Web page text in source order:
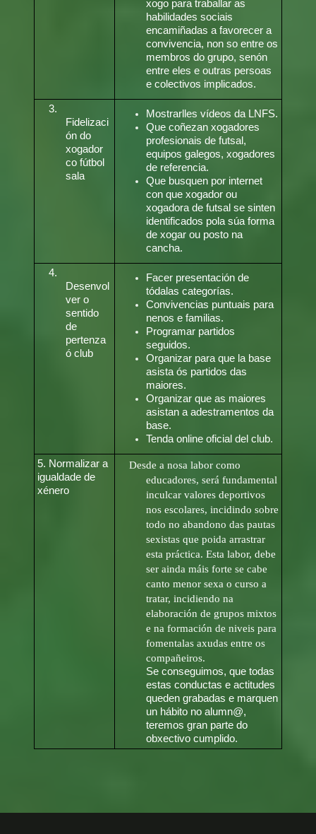
xogo para traballar as
habilidades sociais
encamiñadas a favorecer a
convivencia, non so entre os
membros do grupo, senón
entre eles e outras persoas
e colectivos implicados.
3.
Fidelizaci
ón do
xogador
co fútbol
sala
Mostrarlles vídeos da LNFS.
Que coñezan xogadores
profesionais de futsal,
equipos galegos, xogadores
de referencia.
Que busquen por internet
con que xogador ou
xogadora de futsal se sinten
identificados pola súa forma
de xogar ou posto na
cancha.
4.
Desenvol
ver o
sentido
de
pertenza
ó club
Facer presentación de
tódalas categorías.
Convivencias puntuais para
nenos e familias.
Programar partidos
seguidos.
Organizar para que la base
asista ós partidos das
maiores.
Organizar que as maiores
asistan a adestramentos da
base.
Tenda online oficial del club.
5. Normalizar a
igualdade de
xénero
Desde a nosa labor como
educadores, será fundamental
inculcar valores deportivos
nos escolares, incidindo sobre
todo no abandono das pautas
sexistas que poida arrastrar
esta práctica. Esta labor, debe
ser ainda máis forte se cabe
canto menor sexa o curso a
tratar, incidiendo na
elaboración de grupos mixtos
e na formación de niveis para
fomentalas axudas entre os
compañeiros.
Se conseguimos, que todas
estas conductas e actitudes
queden grabadas e marquen
un hábito no alumn@,
teremos gran parte do
obxectivo cumplido.